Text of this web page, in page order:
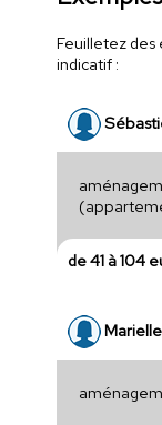
Feuilletez
indicatif :
de 41 à 104
Marielle